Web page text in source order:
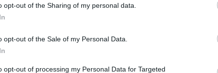
opt-out of the Sharing of my personal data.
opt-out of the Sale of my Personal Data.
opt-out of processing my Personal Data for Targeted
április 1-től március 31-ig tart, így a társaság mai
A társaságnak először kellett a megváltozott IFRS
aminek hatására mi sok helyen nem tudtuk az egyedi